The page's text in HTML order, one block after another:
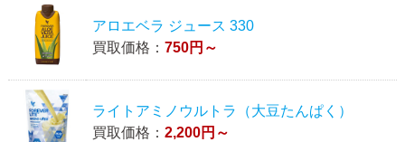
アロエベラ ジュース 330
買取価格： 750円～
ライトアミノウルトラ（大豆たんぱく）
買取価格： 2,200円～